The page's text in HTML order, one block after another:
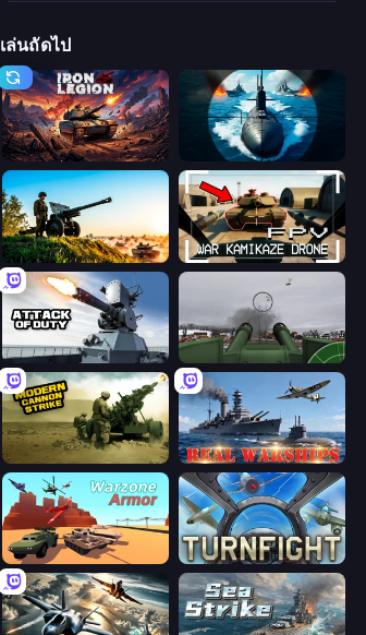
เล่นถัดไป
Iron Legion Ships Battlefield 3D
Artillery Vs Tanks FPV War Kamikaze Drone
Attack of Duty Flakmeister
Modern Cannon Strike Real Warships
Warzone Armor Turnfight